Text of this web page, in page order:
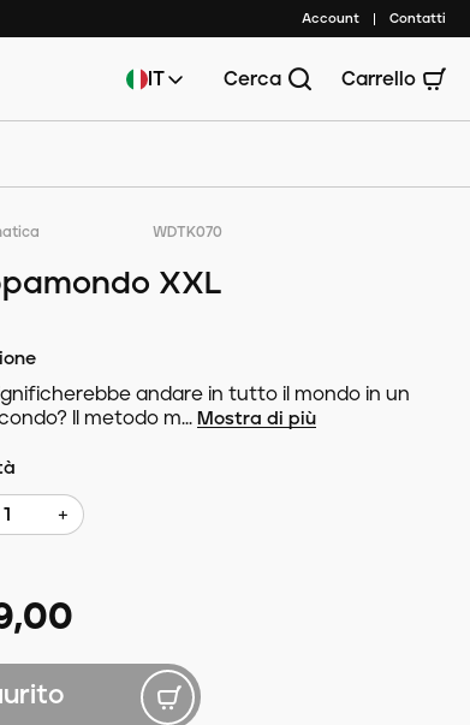
Account Contatti
IT Cerca Carrello
WDTK070
XXL
andare in tutto il mondo in un
Il metodo m... Mostra di più
+